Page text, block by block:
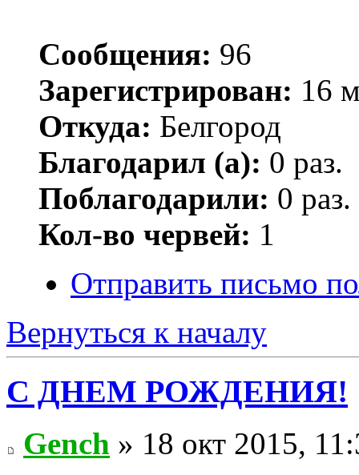
Сообщения: 96
Зарегистрирован: 16
Откуда: Белгород
Благодарил (а): 0 раз.
Поблагодарили: 0 раз.
Кол-во червей: 1
Отправить письмо
Вернуться к началу
С ДНЕМ РОЖДЕНИЯ!
Gench » 18 окт 2015,